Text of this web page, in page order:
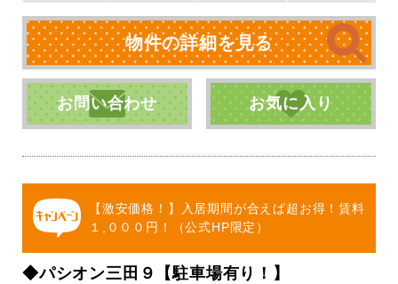
物件の詳細を見る
お問い合わせ お気に入り
【激安価格！】入居期間が合えば超お得！賃料
１,０００円！（公式HP限定）
◆パシオン三田９【駐車場有り！】